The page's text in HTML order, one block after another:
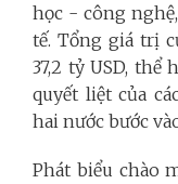
học - công
tế. Tổng giá trị
37,2 tỷ USD,
quyết liệt của
hai nước bước
Phát biểu chào